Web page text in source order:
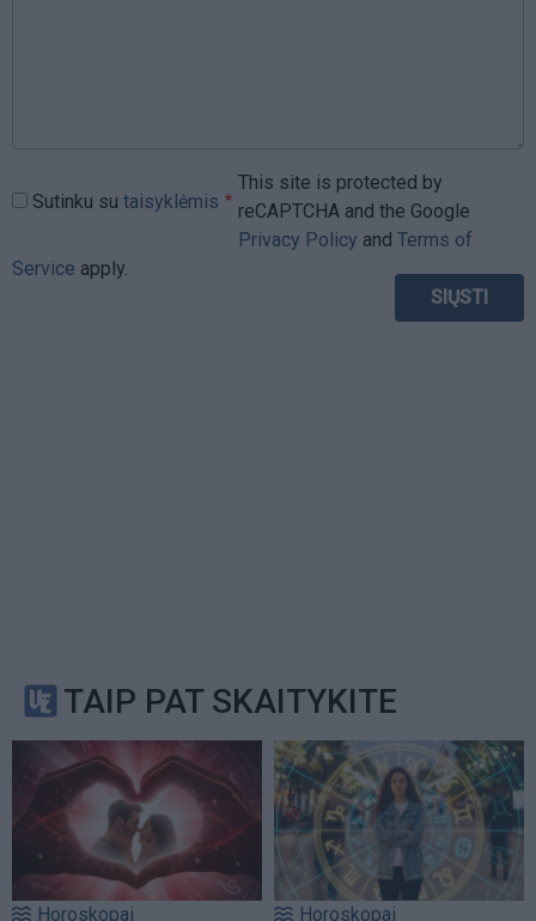
Sutinku su taisyklėmis
This site is protected by
reCAPTCHA and the Google
Privacy Policy and Terms of
Service apply.
TAIP PAT SKAITYKITE
Horoskopai Horoskopai